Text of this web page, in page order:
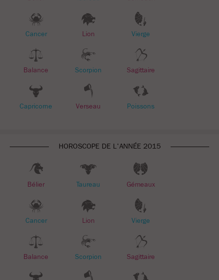
Cancer Lion Vierge
Balance Scorpion Sagittaire
Capricorne Verseau Poissons
HOROSCOPE DE L'ANNÉE 2015
Bélier Taureau Gémeaux
Cancer Lion Vierge
Balance Scorpion Sagittaire